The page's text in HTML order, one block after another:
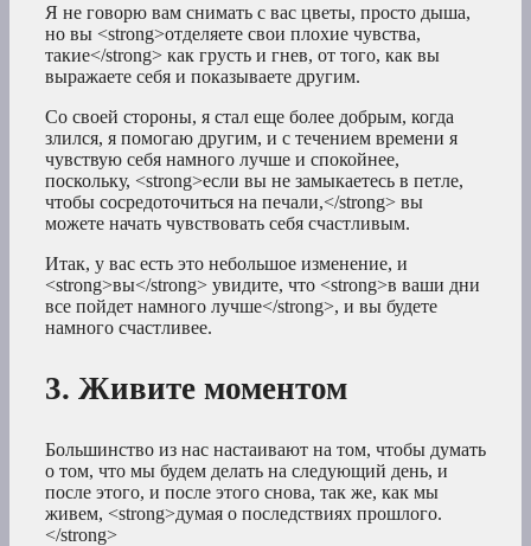
Я не говорю вам снимать с вас цветы, просто дыша,
но вы <strong>отделяете свои плохие чувства,
такие</strong> как грусть и гнев, от того, как вы
выражаете себя и показываете другим.
Со своей стороны, я стал еще более добрым, когда
злился, я помогаю другим, и с течением времени я
чувствую себя намного лучше и спокойнее,
поскольку, <strong>если вы не замыкаетесь в петле,
чтобы сосредоточиться на печали,</strong> вы
можете начать чувствовать себя счастливым.
Итак, у вас есть это небольшое изменение, и
<strong>вы</strong> увидите, что <strong>в ваши дни
все пойдет намного лучше</strong>, и вы будете
намного счастливее.
3. Живите моментом
Большинство из нас настаивают на том, чтобы думать
о том, что мы будем делать на следующий день, и
после этого, и после этого снова, так же, как мы
живем, <strong>думая о последствиях прошлого.
</strong>